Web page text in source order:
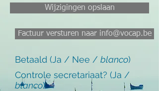
Wijzigingen opslaan
Factuur versturen naar info@vocap.be
Betaald (Ja / Nee / blanco)
Controle secretariaat? (Ja /
blanco)